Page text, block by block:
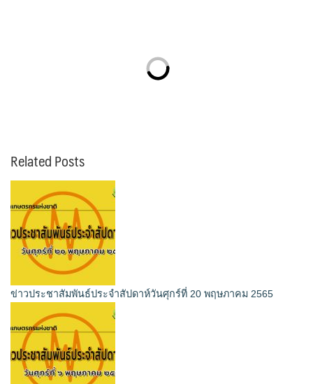
Related Posts
ข่าวประชาสัมพันธ์ประจำสัปดาห์วันศุกร์ที่ 20 พฤษภาคม 2565